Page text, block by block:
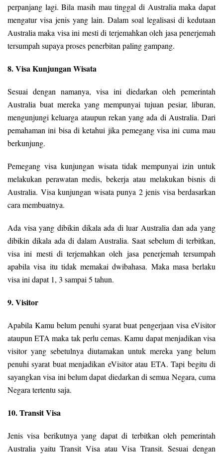
perpanjang lagi. Bila masih mau tinggal di Australia maka dapat
mengatur visa jenis yang lain. Dalam soal legalisasi di kedutaan
Australia maka visa ini mesti di terjemahkan oleh jasa penerjemah
tersumpah supaya proses penerbitan paling gampang.
8. Visa Kunjungan Wisata
Sesuai dengan namanya, visa ini diedarkan oleh pemerintah
Australia buat mereka yang mempunyai tujuan pesiar, liburan,
mengunjungi keluarga ataupun rekan yang ada di Australia. Dari
pemahaman ini bisa di ketahui jika pemegang visa ini cuma mau
berkunjung.
Pemegang visa kunjungan wisata tidak mempunyai izin untuk
melakukan perawatan medis, bekerja atau melakukan bisnis di
Australia. Visa kunjungan wisata punya 2 jenis visa berdasarkan
cara membuatnya.
Ada visa yang dibikin dikala ada di luar Australia dan ada yang
dibikin dikala ada di dalam Australia. Saat sebelum di terbitkan,
visa ini mesti di terjemahkan oleh jasa penerjemah tersumpah
apabila visa itu tidak memakai dwibahasa. Maka masa berlaku
visa ini dapat 1, 3 sampai 5 tahun.
9. Visitor
Apabila Kamu belum penuhi syarat buat pengerjaan visa eVisitor
ataupun ETA maka tak perlu cemas. Kamu dapat menjadikan visa
visitor yang sebetulnya diutamakan untuk mereka yang belum
penuhi syarat buat menjadikan eVisitor atau ETA. Tapi begitu di
sayangkan visa ini belum dapat diedarkan di semua Negara, cuma
Negara tertentu saja.
10. Transit Visa
Jenis visa berikutnya yang dapat di terbitkan oleh pemerintah
Australia yaitu Transit Visa atau Visa Transit. Sesuai dengan